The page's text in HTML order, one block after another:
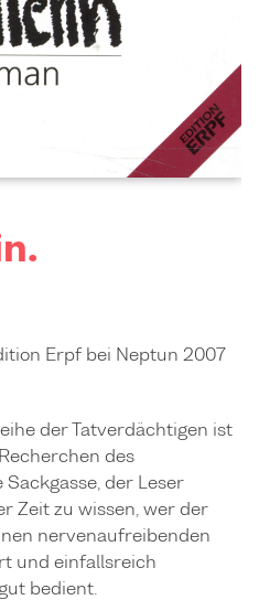
Erpf bei Neptun 2007
der Tatverdächtigen ist
des
der Leser
Zeit zu wissen, wer der
nervenaufreibenden
und einfallsreich
bedient.